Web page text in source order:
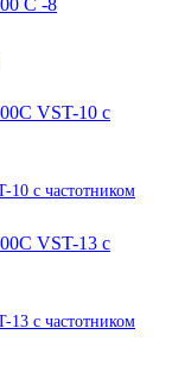
10 с частотником
13 с частотником